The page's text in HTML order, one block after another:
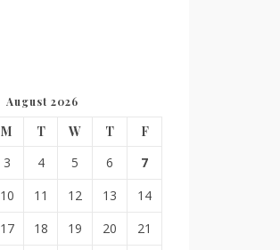
August 2026
M T W T
F
3 4 5 6
7
10 11 12 13
14
17 18 19 20
21